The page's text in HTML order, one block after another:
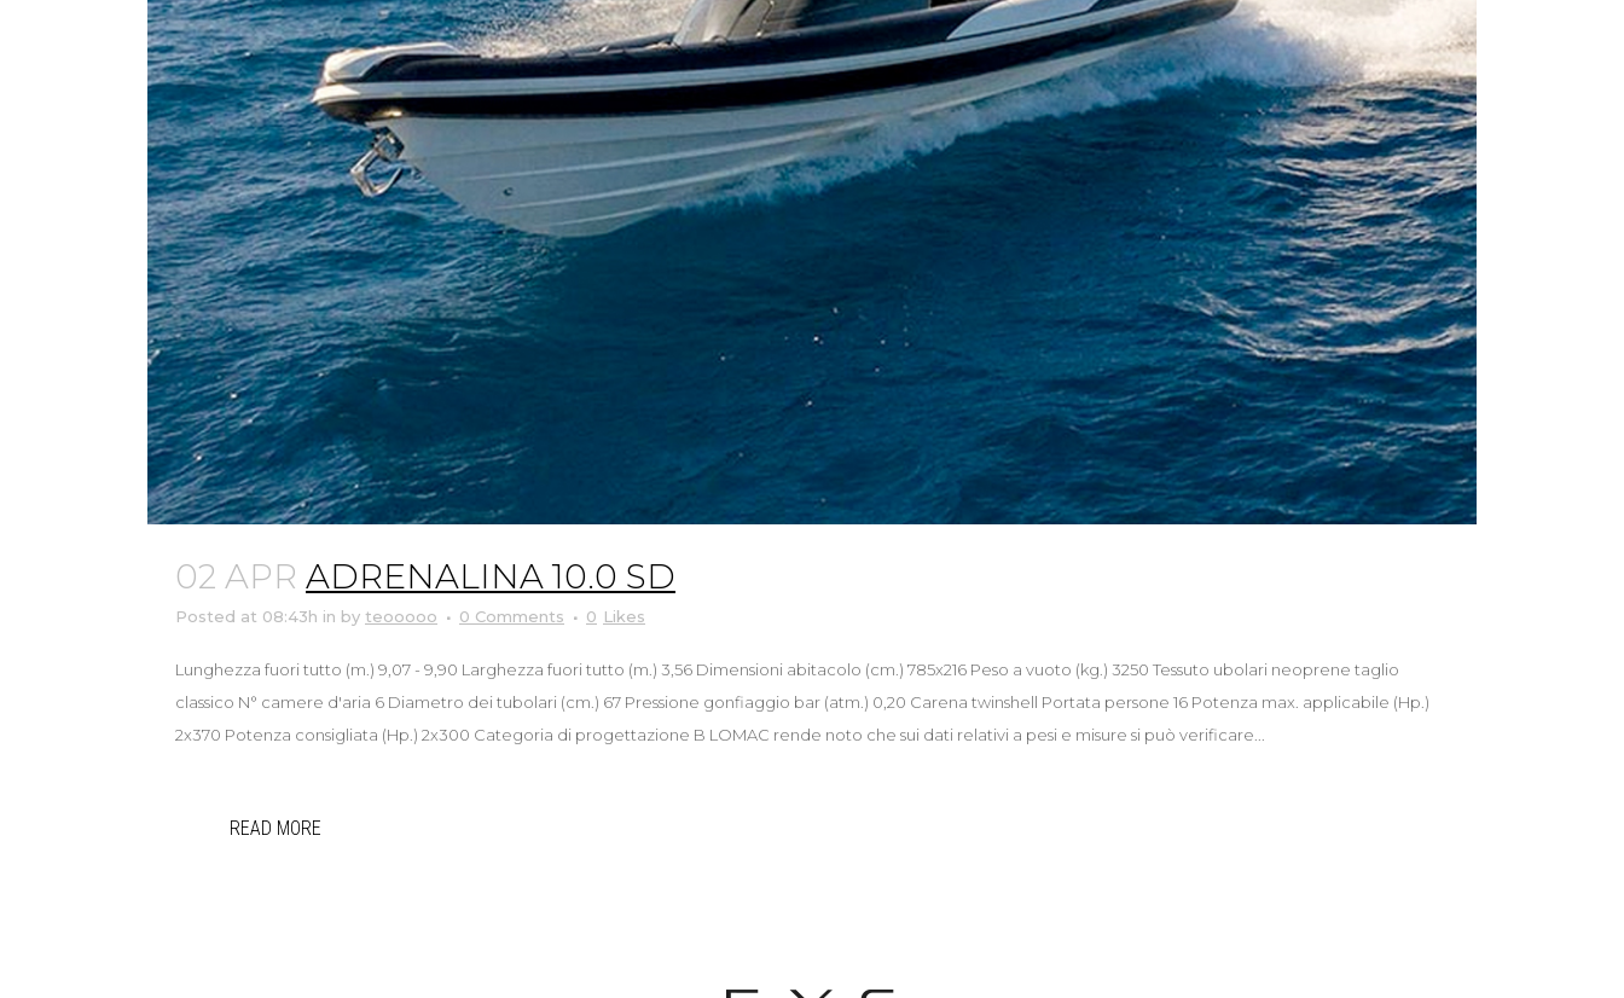
02 APR ADRENALINA 10.0 SD
Posted at 08:43h in by teooooo 0 Comments 0 Likes
Lunghezza fuori tutto (m.) 9,07 - 9,90 Larghezza fuori tutto (m.) 3,56 Dimensioni abitacolo (cm.) 785x216 Peso a vuoto (kg.) 3250 Tessuto ubolari neoprene taglio
classico N° camere d'aria 6 Diametro dei tubolari (cm.) 67 Pressione gonfiaggio bar (atm.) 0,20 Carena twinshell Portata persone 16 Potenza max. applicabile (Hp.)
2x370 Potenza consigliata (Hp.) 2x300 Categoria di progettazione B LOMAC rende noto che sui dati relativi a pesi e misure si può verificare...
READ MORE